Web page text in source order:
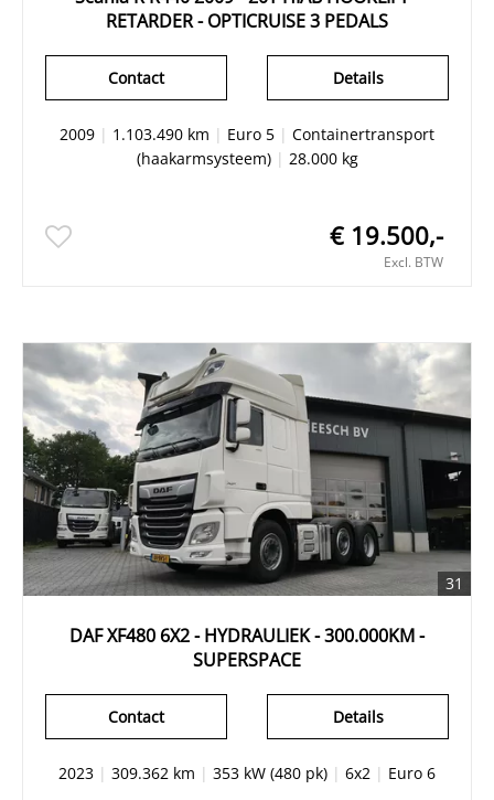
RETARDER - OPTICRUISE 3 PEDALS
Details
Contact
2009 | 1.103.490 km | Euro 5 | Containertransport
(haakarmsysteem)| 28.000 kg
€ 19.500,-
Excl. BTW
31
DAF XF480 6X2 - HYDRAULIEK - 300.000KM -
SUPERSPACE
Details
Contact
2023 | 309.362 km | 353 kW (480 pk) | 6x2 | Euro 6